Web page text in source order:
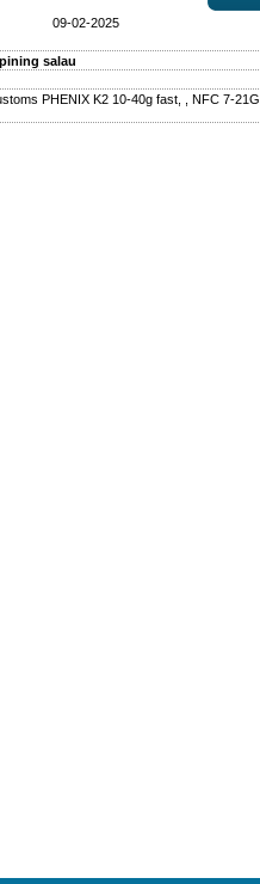
09-02-2025
salau
PHENIX K2 10-40g fast, , NFC 7-21G